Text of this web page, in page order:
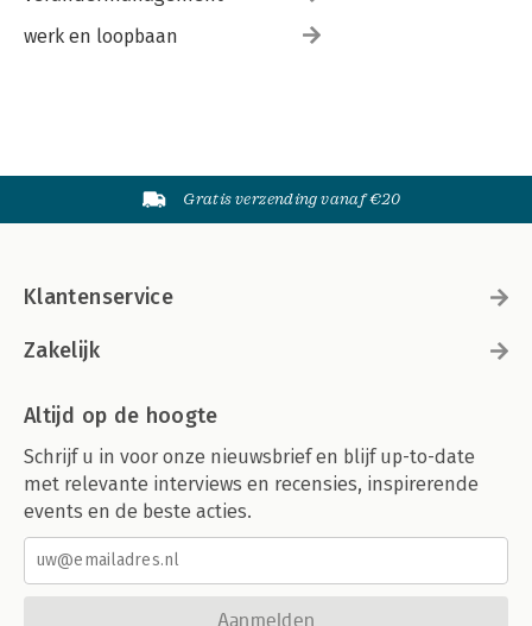
REGISTER 209
werk en loopbaan
Gratis verzending vanaf €20
Klantenservice
Zakelijk
Altijd op de hoogte
Schrijf u in voor onze nieuwsbrief en blijf up-to-date
met relevante interviews en recensies, inspirerende
events en de beste acties.
Aanmelden